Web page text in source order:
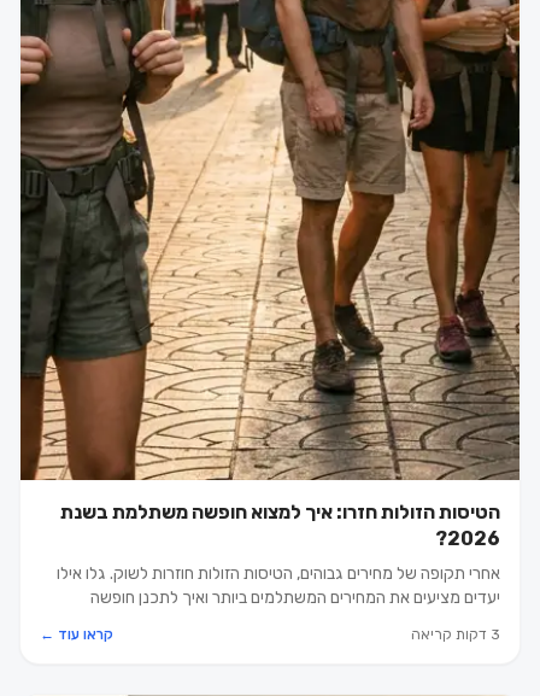
הטיסות הזולות חזרו: איך למצוא חופשה משתלמת בשנת
2026?
אחרי תקופה של מחירים גבוהים, הטיסות הזולות חוזרות לשוק. גלו אילו
יעדים מציעים את המחירים המשתלמים ביותר ואיך לתכנן חופשה
3 דקות קריאה קראו עוד ←